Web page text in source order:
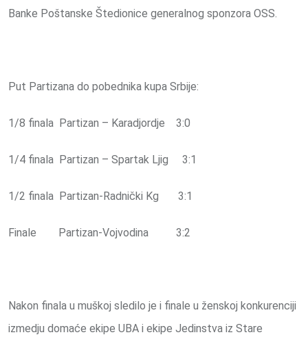
Banke Poštanske Štedionice generalnog sponzora OSS.
Put Partizana do pobednika kupa Srbije:
1/8 finala Partizan – Karadjordje 3:0
1/4 finala Partizan – Spartak Ljig 3:1
1/2 finala Partizan-Radnički Kg 3:1
Finale Partizan-Vojvodina 3:2
Nakon finala u muškoj sledilo je i finale u ženskoj konkurenciji
izmedju domaće ekipe UBA i ekipe Jedinstva iz Stare